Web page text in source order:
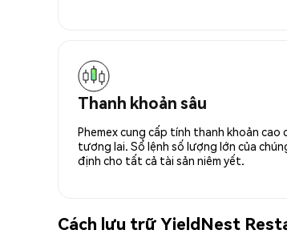
Thanh khoản sâu
Phemex cung cấp tính thanh khoản cao
tương lai. Sổ lệnh số lượng lớn của
định cho tất cả tài sản niêm yết.
Cách lưu trữ YieldNest